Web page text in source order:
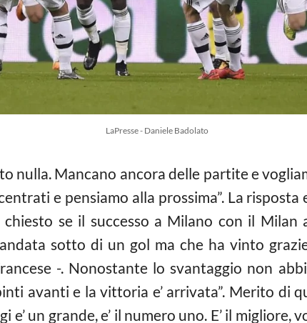
LaPresse - Daniele Badolato
nulla. Mancano ancora delle partite e
e pensiamo alla prossima”. La risposta
se il successo a Milano con il Milan
sotto di un gol ma che ha vinto
-. Nonostante lo svantaggio non
avanti e la vittoria e’ arrivata”. Merito di
e’ un grande, e’ il numero uno. E’ il